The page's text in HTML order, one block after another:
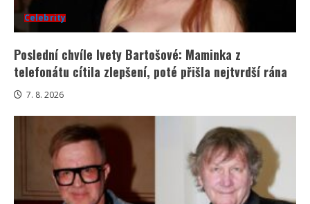
Celebrity
Poslední chvíle Ivety Bartošové: Maminka z
telefonátu cítila zlepšení, poté přišla nejtvrdší rána
7. 8. 2026